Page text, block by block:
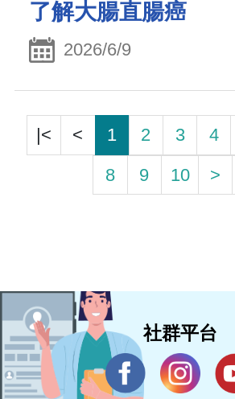
了解大腸直腸癌
2026/6/9
|< < 1 2 3 4
8
9 10 >
社群平台